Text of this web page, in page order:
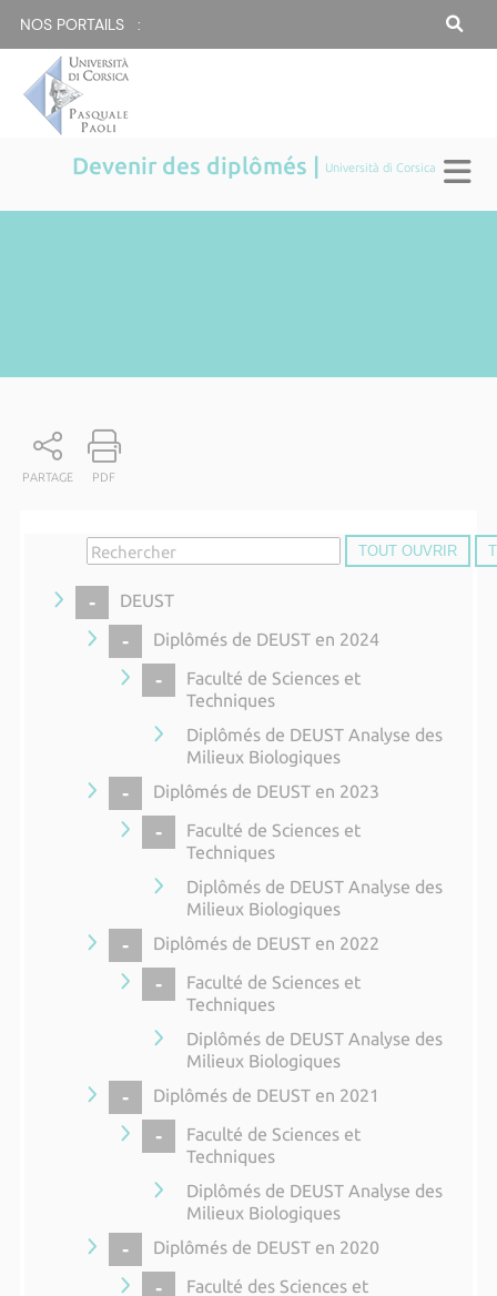
NOS PORTAILS :
Devenir des diplômés | Università di Corsica
PARTAGE PDF
TOUT OUVRIR
COLLAPSE
DEUST
COLLAPSE
Diplômés de DEUST en 2024
COLLAPSE
Faculté de Sciences et
Techniques
Diplômés de DEUST Analyse des
Milieux Biologiques
COLLAPSE
Diplômés de DEUST en 2023
COLLAPSE
Faculté de Sciences et
Techniques
Diplômés de DEUST Analyse des
Milieux Biologiques
COLLAPSE
Diplômés de DEUST en 2022
COLLAPSE
Faculté de Sciences et
Techniques
Diplômés de DEUST Analyse des
Milieux Biologiques
COLLAPSE
Diplômés de DEUST en 2021
COLLAPSE
Faculté de Sciences et
Techniques
Diplômés de DEUST Analyse des
Milieux Biologiques
COLLAPSE
Diplômés de DEUST en 2020
COLLAPSE
Faculté des Sciences et